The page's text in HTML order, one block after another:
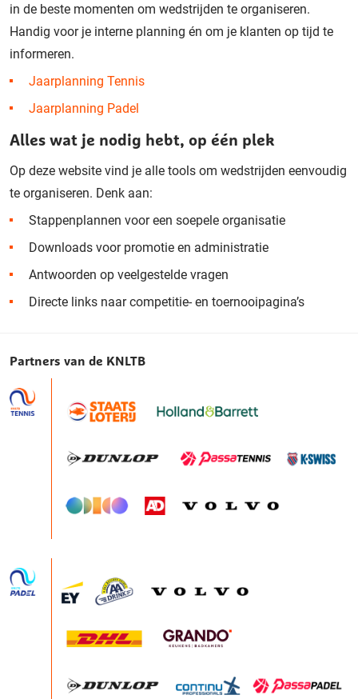
in de beste momenten om wedstrijden te organiseren.
Handig voor je interne planning én om je klanten op tijd te
informeren.
Jaarplanning Tennis
Jaarplanning Padel
Alles wat je nodig hebt, op één plek
Op deze website vind je alle tools om wedstrijden eenvoudig
te organiseren. Denk aan:
Stappenplannen voor een soepele organisatie
Downloads voor promotie en administratie
Antwoorden op veelgestelde vragen
Directe links naar competitie- en toernooipagina’s
Partners van de KNLTB